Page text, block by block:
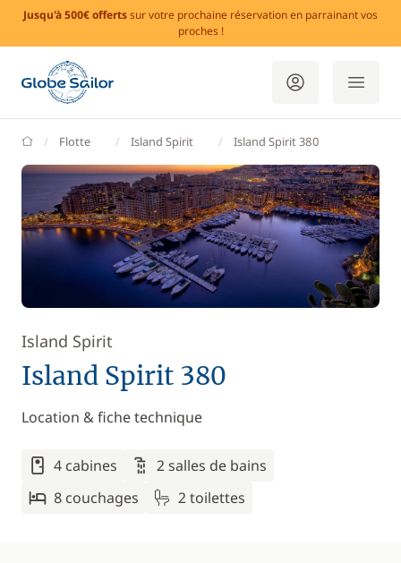
Jusqu'à 500€ offertssur votre prochaine réservation en parrainant vos
proches !
GlobeSailor
Flotte Island Spirit Island Spirit 380
Island Spirit
Island Spirit 380
Location & fiche technique
4 cabines
2 salles de bains
8 couchages
2 toilettes